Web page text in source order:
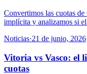
Convertimos las cuotas
implícita y analizamos si
Noticias·21 de junio, 2026
Vitoria vs Vasco: el
cuotas